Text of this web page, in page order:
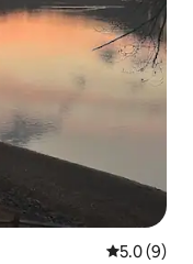
Ukadiriaji
5.0 (9)